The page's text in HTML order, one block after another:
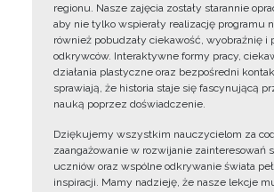
regionu. Nasze zajęcia zostały starannie
aby nie tylko wspierały realizację programu
również pobudzały ciekawość, wyobraźnię i
odkrywców. Interaktywne formy pracy,
działania plastyczne oraz bezpośredni
sprawiają, że historia staje się fascynującą
nauką poprzez doświadczenie.
Dziękujemy wszystkim nauczycielom za
zaangażowanie w rozwijanie zainteresowań
uczniów oraz wspólne odkrywanie świata
inspiracji. Mamy nadzieję, że nasze lekcje